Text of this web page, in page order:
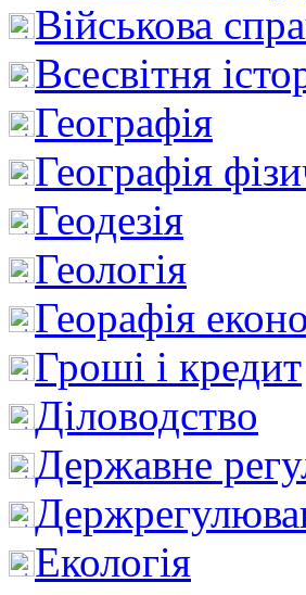
Військова
Всесвітня
Географія
Географія
Геодезія
Геологія
Георафія
Гроші і кредит
Діловодство
Державне
Екологія